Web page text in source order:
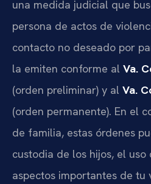
una medida judicial que
persona de actos de
contacto no deseado por
la emiten conforme al Va.
(orden preliminar) y al Va.
(orden permanente). En el
de familia, estas órdenes
custodia de los hijos, el
aspectos importantes de tu